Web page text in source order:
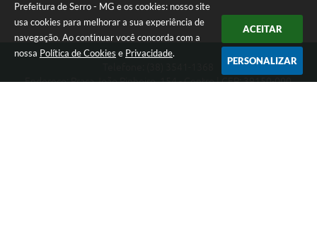
Prefeitura de Serro - MG e os cookies: nosso site
usa cookies para melhorar a sua experiência de
navegação. Ao continuar você concorda com a
nossa Política de Cookies e Privacidade.
ACEITAR
PERSONALIZAR
Endereço: Praça João Pinheiro, 154 - Centro | CEP: 39150-000